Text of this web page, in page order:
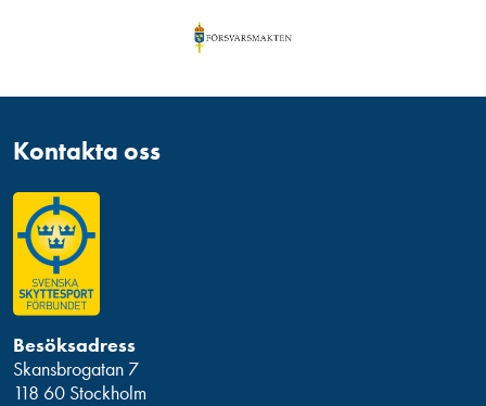
Kontakta oss
Besöksadress
Skansbrogatan 7
118 60 Stockholm